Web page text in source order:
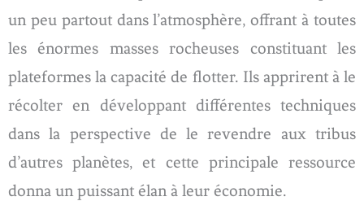
un peu partout dans l’atmosphère, offrant à toutes
les énormes masses rocheuses constituant les
plateformes la capacité de flotter. Ils apprirent à le
récolter en développant différentes techniques
dans la perspective de le revendre aux tribus
d’autres planètes, et cette principale ressource
donna un puissant élan à leur économie.